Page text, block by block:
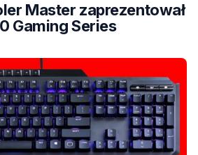
Master zaprezentował
Gaming Series